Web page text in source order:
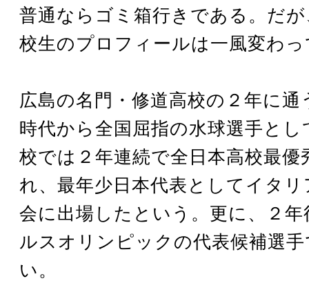
普通ならゴミ箱行きである。だ
校生のプロフィールは一風変わ
広島の名門・修道高校の２年に通
時代から全国屈指の水球選手とし
校では２年連続で全日本高校最優
れ、最年少日本代表としてイタ
会に出場したという。更に、２
ルスオリンピックの代表候補選
い。